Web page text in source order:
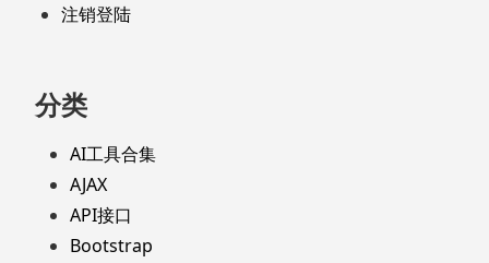
注销登陆
分类
AI工具合集
AJAX
API接口
Bootstrap